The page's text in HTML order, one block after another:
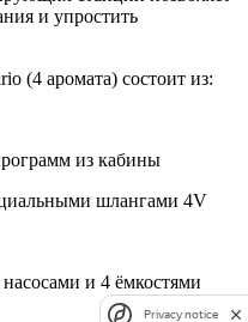
и упростить
(4 аромата) coстоит из:
из кабины
шлангами 4V
и 4 ёмкостями
Privacy notice